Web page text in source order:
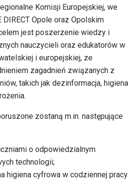
Komisji Europejskiej, we
DIRECT Opole oraz Opolskim
jest poszerzenie wiedzy i
nauczycieli oraz edukatorów w
i europejskiej, ze
zagadnień związanych z
takich jak dezinformacja, higiena
zostaną m.in. następujące
o odpowiedzialnym
technologii;
higiena cyfrowa w codziennej pracy